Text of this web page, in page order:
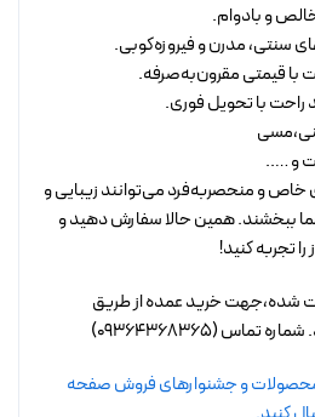
و بادوام.
سنتی، مدرن و فیروزه‌کوبی.
با قیمتی مقرون‌به‌صرفه.
راحت با تحویل فوری.
و …..
خاص و منحصربه‌فرد می‌توانند زیبایی و
ببخشند. همین حالا سفارش دهید و
تجربه کنید!
شده،جهت خرید عمده از طریق
(09364368365)
و جشنوارهای فروش صفحه